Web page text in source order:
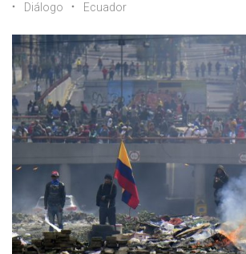
Diálogo
Ecuador